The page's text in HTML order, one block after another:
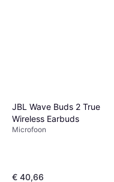
JBL Wave Buds 2 True
Wireless Earbuds
Microfoon
€ 40,66